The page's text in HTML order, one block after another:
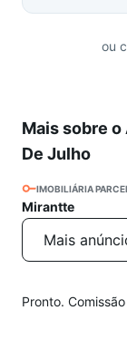
ou
Mais sobre
De Julho
IMOBILIÁRIA
Mirantte
Mais
Pronto.